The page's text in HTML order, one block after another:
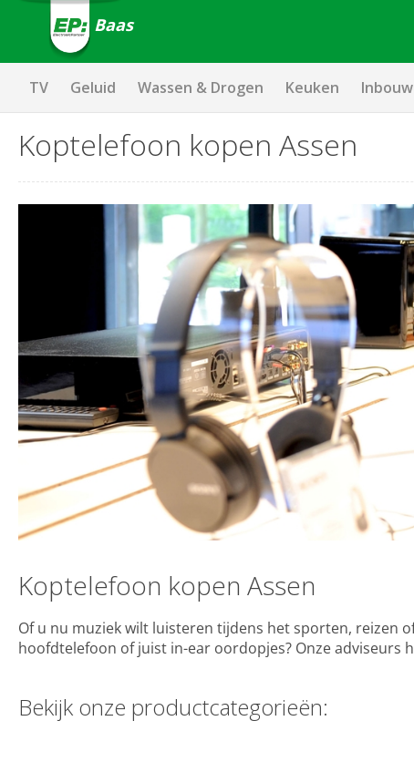
Baas
TV Geluid Wassen & Drogen Keuken Inbouw
Koptelefoon kopen Assen
Koptelefoon kopen Assen
Of u nu muziek wilt luisteren tijdens het sporten, reizen
hoofdtelefoon of juist in-ear oordopjes? Onze adviseurs
Bekijk onze productcategorieën: